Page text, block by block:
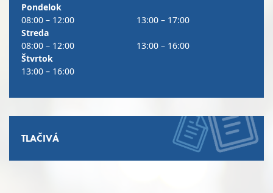
Pondelok
08:00 – 12:00
13:00 – 17:00
Streda
08:00 – 12:00
13:00 – 16:00
Štvrtok
13:00 – 16:00
TLAČIVÁ